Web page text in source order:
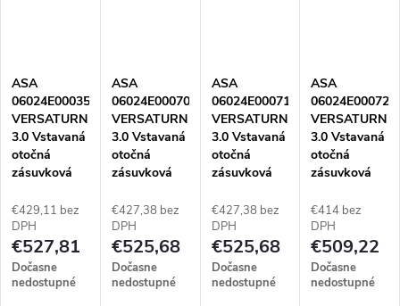
manažérske
pracoviská.
Unikátna...
manažérske
pracoviská.
Unikátna...
manažérske
pracoviská.
Unikátna...
manažérske
pracoviská.
Unikátna...
ASA
06024E00035
VERSATURN
3.0 Vstavaná
otočná
zásuvková
zásuvka, 1x
nabíjačka
USB A+C, 1x
RJ45, 1x
HDMI, kábel
€429,11 bez
DPH
€527,81
Dočasne
nedostupné
ASA
06024E00070
VERSATURN
3.0 Vstavaná
otočná
zásuvková
zásuvka, 1x
nabíjačka
USB C+C,
kábel 2 m,
vidlica
€427,38 bez
DPH
€525,68
Dočasne
nedostupné
ASA
06024E00071
VERSATURN
3.0 Vstavaná
otočná
zásuvková
zásuvka, 1x
nabíjačka
USB C+C,
kábel 2 m,
vidlica
€427,38 bez
DPH
€525,68
Dočasne
nedostupné
ASA
06024E00072
VERSATURN
3.0 Vstavaná
otočná
zásuvková
zásuvka, 1x
nabíjačka
USB C+C,
kábel 2 m,
vidlica
€414 bez
DPH
€509,22
Dočasne
nedostupné